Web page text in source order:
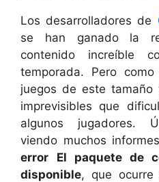
Los desarrolladores de
se han ganado la
contenido increíble
temporada. Pero
juegos de este tamaño
imprevisibles que
algunos jugadores.
viendo muchos
error
El paquete de
disponible, que ocurre